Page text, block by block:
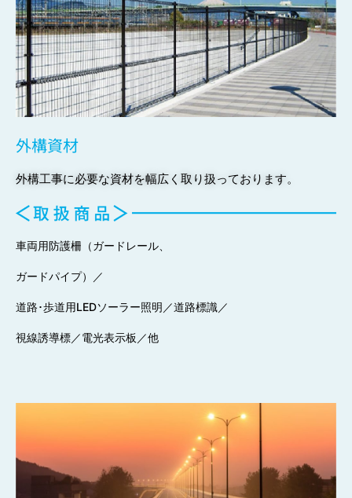
外構資材
外構工事に必要な資材を幅広く取り扱っております。
車両用防護柵（ガードレール、
ガードパイプ）／
道路･歩道用LEDソーラー照明／道路標識／
視線誘導標／電光表示板／他